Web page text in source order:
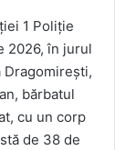
1 Poliție
2026, în jurul
Dragomirești,
bărbatul
cu un corp
de 38 de